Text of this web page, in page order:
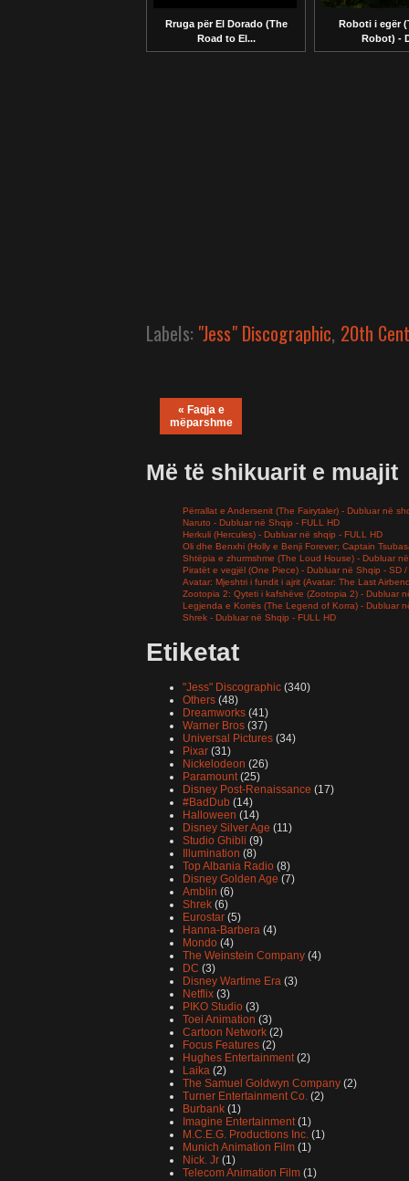
Rruga për El Dorado (The
Road to El...
Roboti i egër
Robot) -
Labels: "Jess" Discographic, 20th
« Faqja e
mëparshme
Më të shikuarit e muajit
Përrallat e Andersenit (The Fairytaler) - Dubluar në
Naruto - Dubluar në Shqip - FULL HD
Herkuli (Hercules) - Dubluar në shqip - FULL HD
Oli dhe Benxhi (Holly e Benji Forever; Captain
Shtëpia e zhurmshme (The Loud House) - Dubluar
Piratët e vegjël (One Piece) - Dubluar në Shqip - SD /
Avatar: Mjeshtri i fundit i ajrit (Avatar: The Last
Zootopia 2: Qyteti i kafshëve (Zootopia 2) - Dubluar
Legjenda e Korrës (The Legend of Korra) - Dubluar
Shrek - Dubluar në Shqip - FULL HD
Etiketat
"Jess" Discographic (340)
Others (48)
Dreamworks (41)
Warner Bros (37)
Universal Pictures (34)
Pixar (31)
Nickelodeon (26)
Paramount (25)
Disney Post-Renaissance (17)
#BadDub (14)
Halloween (14)
Disney Silver Age (11)
Studio Ghibli (9)
Illumination (8)
Top Albania Radio (8)
Disney Golden Age (7)
Amblin (6)
Shrek (6)
Eurostar (5)
Hanna-Barbera (4)
Mondo (4)
The Weinstein Company (4)
DC (3)
Disney Wartime Era (3)
Netflix (3)
PIKO Studio (3)
Toei Animation (3)
Cartoon Network (2)
Focus Features (2)
Hughes Entertainment (2)
Laika (2)
The Samuel Goldwyn Company (2)
Turner Entertainment Co. (2)
Burbank (1)
Imagine Entertainment (1)
M.C.E.G. Productions Inc. (1)
Munich Animation Film (1)
Nick. Jr (1)
Telecom Animation Film (1)